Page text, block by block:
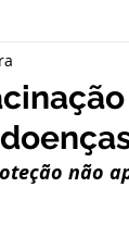
Assistência Social
Notas e
não